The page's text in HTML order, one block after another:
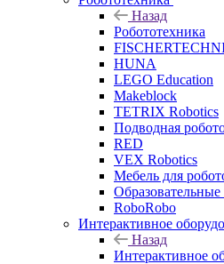
Назад
Робототехника
HUNA
LEGO Education
Makeblock
TETRIX Robotics
Подводная
RED
VEX Robotics
Мебель для
RoboRobo
Интерактивное
Назад
Интерактивное